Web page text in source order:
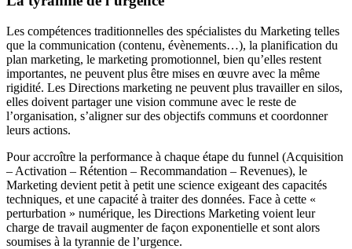
Les compétences traditionnelles des spécialistes du Marketing telles
que la communication (contenu, évènements…), la planification du
plan marketing, le marketing promotionnel, bien qu’elles restent
importantes, ne peuvent plus être mises en œuvre avec la même
rigidité. Les Directions marketing ne peuvent plus travailler en silos,
elles doivent partager une vision commune avec le reste de
l’organisation, s’aligner sur des objectifs communs et coordonner
leurs actions.
Pour accroître la performance à chaque étape du funnel (Acquisition
– Activation – Rétention – Recommandation – Revenues), le
Marketing devient petit à petit une science exigeant des capacités
techniques, et une capacité à traiter des données. Face à cette «
perturbation » numérique, les Directions Marketing voient leur
charge de travail augmenter de façon exponentielle et sont alors
soumises à la tyrannie de l’urgence.